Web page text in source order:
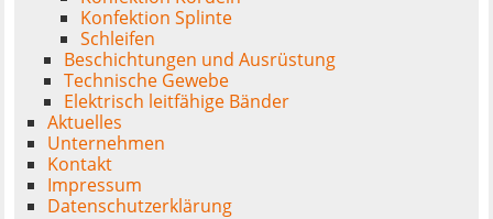
Konfektion Splinte
Schleifen
Beschichtungen und Ausrüstung
Technische Gewebe
Elektrisch leitfähige Bänder
Aktuelles
Unternehmen
Kontakt
Impressum
Datenschutzerklärung